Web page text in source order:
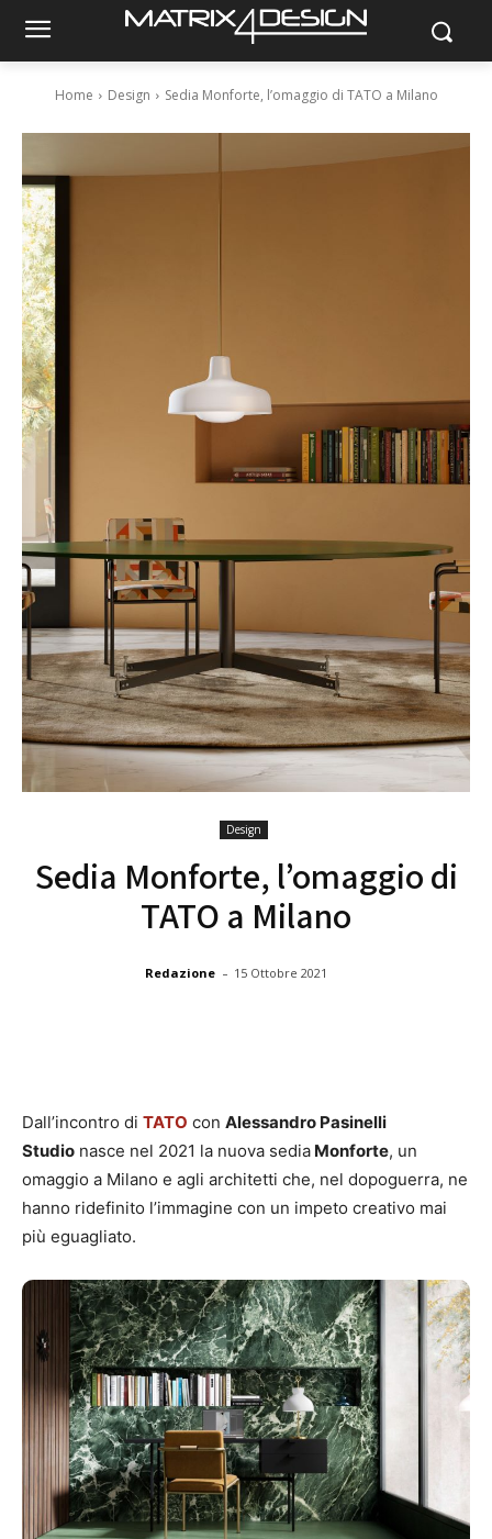
Home Design Sedia Monforte, l’omaggio di TATO a Milano
Design
Sedia Monforte, l’omaggio di
TATO a Milano
Redazione - 15 Ottobre 2021
Dall’incontro di TATO con Alessandro Pasinelli
Studio nasce nel 2021 la nuova sedia Monforte, un
omaggio a Milano e agli architetti che, nel dopoguerra, ne
hanno ridefinito l’immagine con un impeto creativo mai
più eguagliato.